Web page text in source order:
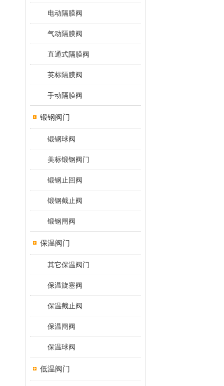
电动隔膜阀
气动隔膜阀
直通式隔膜阀
英标隔膜阀
手动隔膜阀
锻钢阀门
锻钢球阀
美标锻钢阀门
锻钢止回阀
锻钢截止阀
锻钢闸阀
保温阀门
其它保温阀门
保温旋塞阀
保温截止阀
保温闸阀
保温球阀
低温阀门